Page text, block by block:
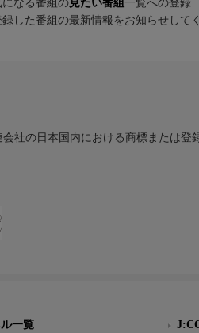
になる番組の 見たい番組 一覧への登録
録した番組の最新情報をお知らせして
社の日本国内における商標または登
一覧